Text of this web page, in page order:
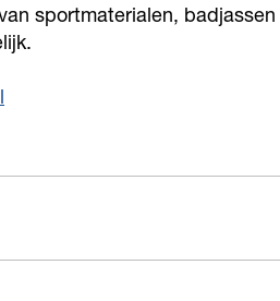
sportmaterialen, badjassen